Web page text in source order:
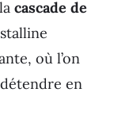
cascade de
où l’on
en